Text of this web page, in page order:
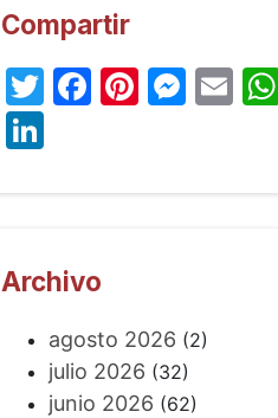
Compartir
Twitter
Facebook
LinkedIn
Archivo
agosto 2026 (2)
julio 2026 (32)
junio 2026 (62)